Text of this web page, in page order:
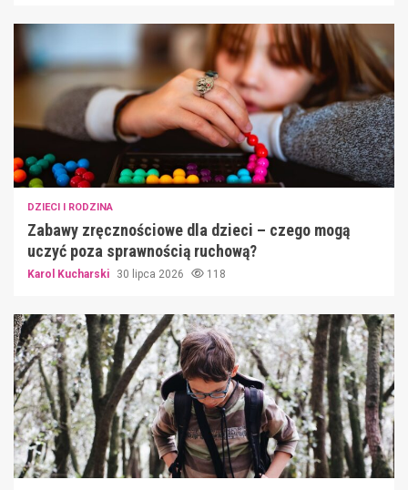
DZIECI I RODZINA
Zabawy zręcznościowe dla dzieci – czego mogą
uczyć poza sprawnością ruchową?
Karol Kucharski 30 lipca 2026 118